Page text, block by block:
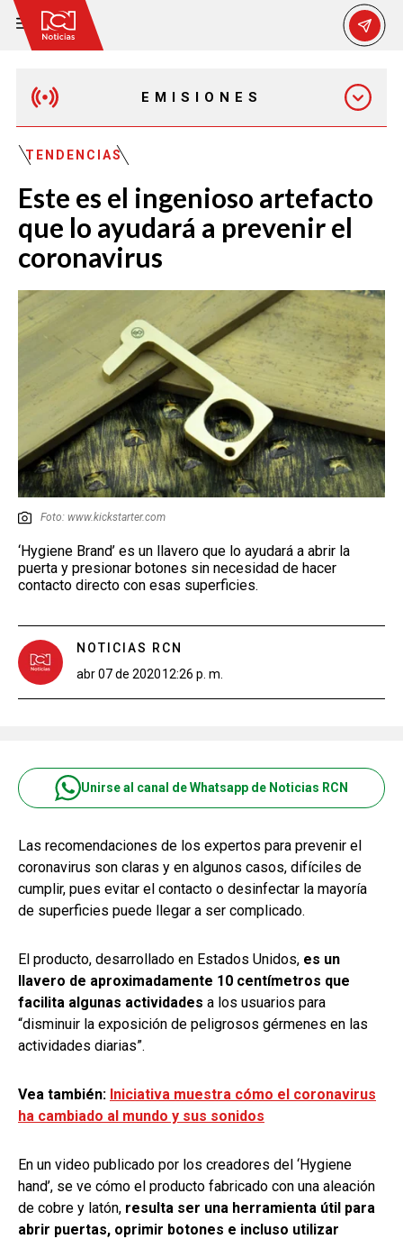
EMISIONES
EMISIÓN 12:30 PM
EMISIÓN 11:30 PM
TENDENCIAS
Este es el ingenioso artefacto
que lo ayudará a prevenir el
coronavirus
Foto: www.kickstarter.com
‘Hygiene Brand’ es un llavero que lo ayudará a abrir la
puerta y presionar botones sin necesidad de hacer
contacto directo con esas superficies.
NOTICIAS RCN
abr 07 de 202012:26 p. m.
Unirse al canal de Whatsapp de Noticias RCN
Las recomendaciones de los expertos para prevenir el
coronavirus son claras y en algunos casos, difíciles de
cumplir, pues evitar el contacto o desinfectar la mayoría
de superficies puede llegar a ser complicado.
El producto, desarrollado en Estados Unidos, es un
llavero de aproximadamente 10 centímetros que
facilita algunas actividades a los usuarios para
“disminuir la exposición de peligrosos gérmenes en las
actividades diarias”.
Vea también: Iniciativa muestra cómo el coronavirus
ha cambiado al mundo y sus sonidos
En un video publicado por los creadores del ‘Hygiene
hand’, se ve cómo el producto fabricado con una aleación
de cobre y latón, resulta ser una herramienta útil para
abrir puertas, oprimir botones e incluso utilizar